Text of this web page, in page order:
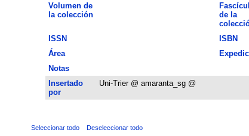
Volumen de
la colección
de la
ISSN ISBN
Área
Notas
Insertado
por
Uni-Trier @ amaranta_sg @
Seleccionar todo Deseleccionar todo